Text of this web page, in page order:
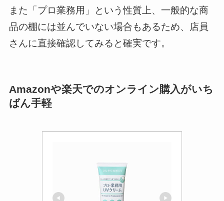
また「プロ業務用」という性質上、一般的な商
品の棚には並んでいない場合もあるため、店員
さんに直接確認してみると確実です。
Amazonや楽天でのオンライン購入がいち
ばん手軽